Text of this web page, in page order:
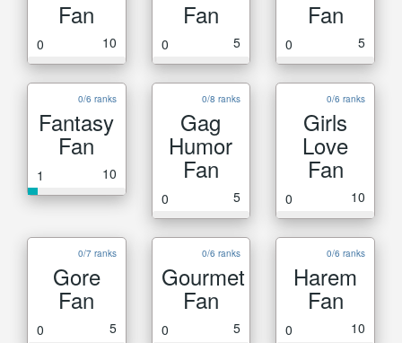
Fan
0 10
Fan
0 5
Fan
0 5
0/6 ranks
Fantasy
Fan
1 10
0/8 ranks
Gag
Humor
Fan
0 5
0/6 ranks
Girls
Love
Fan
0 10
0/7 ranks
Gore
Fan
0 5
0/6 ranks
Gourmet
Fan
0 5
0/6 ranks
Harem
Fan
0 10